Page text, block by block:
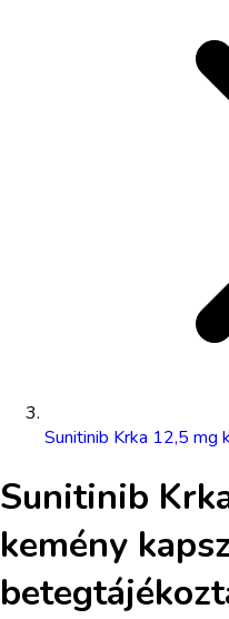
Sunitinib Krka 12,5 mg
Sunitinib
kemény